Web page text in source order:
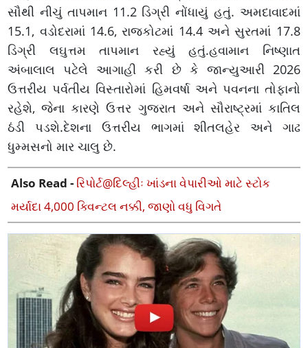
સૌથી નીચું તાપમાન 11.2 ડિગ્રી નોંધાયું હતું. અમદાવાદમાં
15.1, વડોદરામાં 14.6, રાજકોટમાં 14.4 અને સુરતમાં 17.8
ડિગ્રી લઘુત્તમ તાપમાન રહ્યું હતું.હવામાન નિષ્ણાત
અંબાલાલ પટેલે આગાહી કરી છે કે જાન્યુઆરી 2026
ઉત્તરીય પર્વતીય વિસ્તારોમાં હિમવર્ષા અને પવનના તોફાનો
રહેશે, જેના કારણે ઉત્તર ગુજરાત અને સૌરાષ્ટ્રમાં કાતિલ
ઠંડી પડશે.દેશના ઉત્તરીય ભાગમાં શીતલહેર અને ગાઢ
ધુમ્મસનો માર ચાલુ છે.
Also Read - રિપોર્ટ@દિલ્હીઃ ખાંડના વેપારીઓ માટે સ્ટોક
મર્યાદા 4,000 ક્વિન્ટલ નક્કી, જાણો વધુ વિગતે